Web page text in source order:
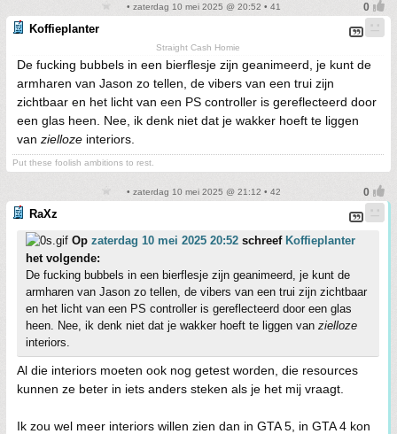
• zaterdag 10 mei 2025 @ 20:52 • 41
Koffieplanter
Straight Cash Homie
De fucking bubbels in een bierflesje zijn geanimeerd, je kunt de
armharen van Jason zo tellen, de vibers van een trui zijn
zichtbaar en het licht van een PS controller is gereflecteerd door
een glas heen. Nee, ik denk niet dat je wakker hoeft te liggen
van zielloze interiors.
Put these foolish ambitions to rest.
• zaterdag 10 mei 2025 @ 21:12 • 42
RaXz
Op zaterdag 10 mei 2025 20:52 schreef Koffieplanter
het volgende:
De fucking bubbels in een bierflesje zijn geanimeerd, je kunt de
armharen van Jason zo tellen, de vibers van een trui zijn zichtbaar
en het licht van een PS controller is gereflecteerd door een glas
heen. Nee, ik denk niet dat je wakker hoeft te liggen van zielloze
interiors.
Al die interiors moeten ook nog getest worden, die resources
kunnen ze beter in iets anders steken als je het mij vraagt.
Ik zou wel meer interiors willen zien dan in GTA 5, in GTA 4 kon